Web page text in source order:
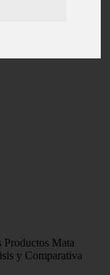
Productos Mata
y Comparativa